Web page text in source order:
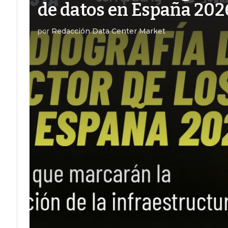
de datos en España
por Redacción Data Center Market